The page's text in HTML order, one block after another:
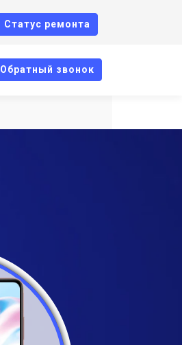
Cтатус ремонта
Oбратный звонок